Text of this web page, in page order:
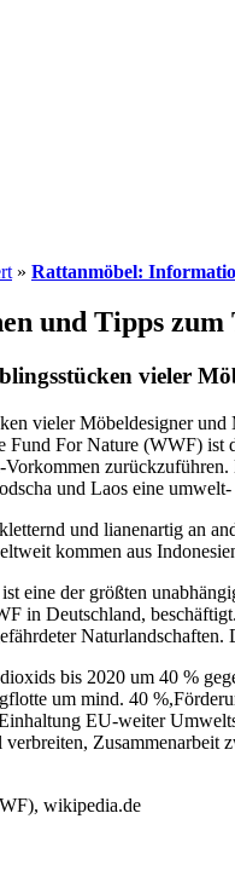
» Rattanmöbel:
und Tipps zum
vieler
vieler Möbeldesigner
For Nature (WWF) ist
und Laos eine
und lianenartig an
kommen aus
eine der größten
in Deutschland,
bis 2020 um 40 %
um mind. 40
EU-weiter
wikipedia.de